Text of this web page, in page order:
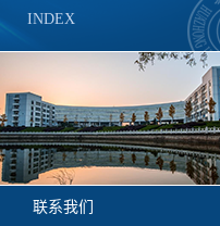
INDEX
联系我们